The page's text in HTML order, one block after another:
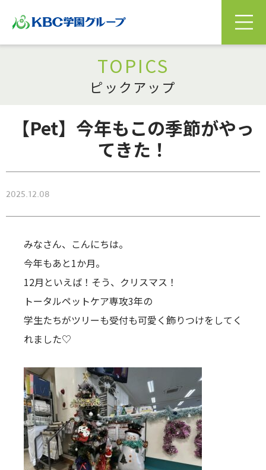
TOPICS
ピックアップ
【Pet】今年もこの季節がやっ
てきた！
2025.12.08
みなさん、こんにちは。
今年もあと1か月。
12月といえば！そう、クリスマス！
トータルペットケア専攻3年の
学生たちがツリーも受付も可愛く飾りつけをしてく
れました♡